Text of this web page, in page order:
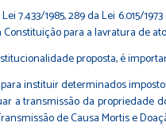
7.433/1985, 289 da Lei 6.015/
para a lavratura de
proposta, é
instituir determinados
a transmissão da
de Causa Mortis e